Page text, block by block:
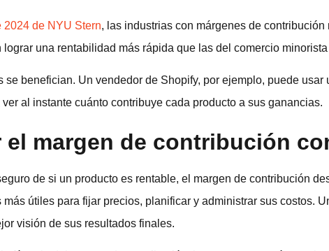
2024 de NYU Stern, las industrias con márgenes de contribución
una rentabilidad más rápida que las del comercio
se benefician. Un vendedor de Shopify, por ejemplo, puede usar
al instante cuánto contribuye cada producto a sus ganancias.
el margen de contribución
de si un producto es rentable, el margen de contribución
útiles para fijar precios, planificar y administrar sus costos.
visión de sus resultados finales.